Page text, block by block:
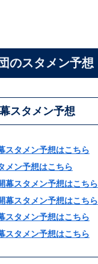
のスタメン予想
スタメン予想
スタメン予想はこちら
メン予想はこちら
幕スタメン予想はこちら
幕スタメン予想はこちら
スタメン予想はこちら
スタメン予想はこちら